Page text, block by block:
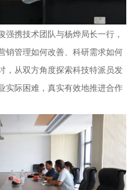
携技术团队与杨烨局长一行，
销管理如何改善、科研需求如何
，从双方角度探索科技特派员发
实际困难，真实有效地推进合作